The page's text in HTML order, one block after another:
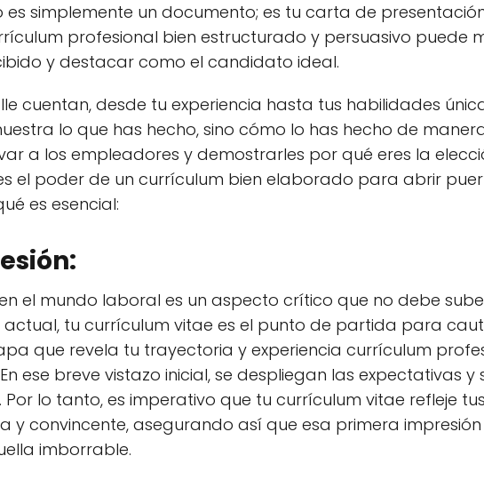
es simplemente un documento; es tu carta de
profesional bien estructurado y persuasivo puede
y destacar como el candidato ideal.
cuentan, desde tu experiencia hasta tus habilidades
lo que has hecho, sino cómo lo has hecho de
a los empleadores y demostrarles por qué eres la
el poder de un currículum bien elaborado para abrir
es esencial:
el mundo laboral es un aspecto crítico que no debe
tu currículum vitae es el punto de partida para
que revela tu trayectoria y experiencia currículum
ese breve vistazo inicial, se despliegan las expectativas y
lo tanto, es imperativo que tu currículum vitae refleje
convincente, asegurando así que esa primera
imborrable.